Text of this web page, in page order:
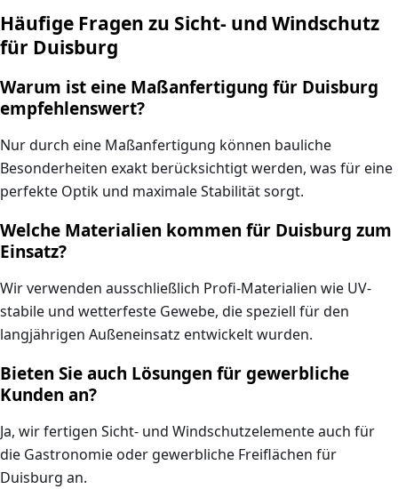
Häufige Fragen zu Sicht- und Windschutz
für Duisburg
Warum ist eine Maßanfertigung für Duisburg
empfehlenswert?
Nur durch eine Maßanfertigung können bauliche
Besonderheiten exakt berücksichtigt werden, was für eine
perfekte Optik und maximale Stabilität sorgt.
Welche Materialien kommen für Duisburg zum
Einsatz?
Wir verwenden ausschließlich Profi-Materialien wie UV-
stabile und wetterfeste Gewebe, die speziell für den
langjährigen Außeneinsatz entwickelt wurden.
Bieten Sie auch Lösungen für gewerbliche
Kunden an?
Ja, wir fertigen Sicht- und Windschutzelemente auch für
die Gastronomie oder gewerbliche Freiflächen für
Duisburg an.